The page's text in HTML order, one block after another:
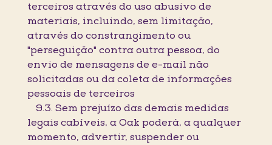
terceiros através do uso abusivo de
materiais, incluindo, sem limitação,
através do constrangimento ou
"perseguição" contra outra pessoa, do
envio de mensagens de e-mail não
solicitadas ou da coleta de informações
pessoais de terceiros
9.3. Sem prejuízo das demais medidas
legais cabíveis, a Oak poderá, a qualquer
momento, advertir, suspender ou